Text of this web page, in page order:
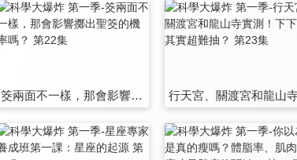
筊兩面不一樣，那會影響擲出聖筊的機率嗎？ 第22集